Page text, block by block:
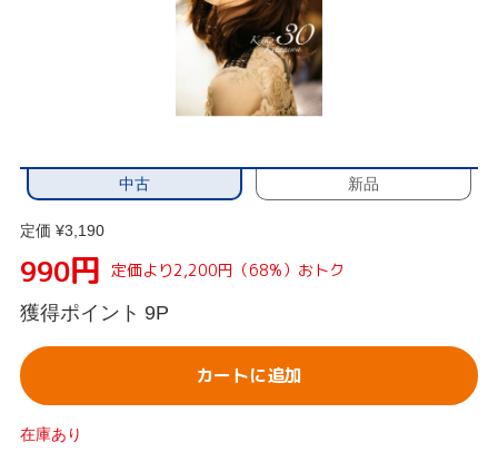
中古 新品
定価 ¥3,190
990円 定価より2,200円（68%）おトク
獲得ポイント 9P
カートに追加
在庫あり